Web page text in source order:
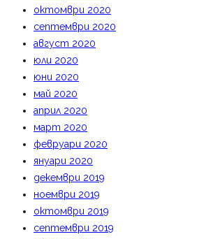
октомври 2020
септември 2020
август 2020
юли 2020
юни 2020
май 2020
април 2020
март 2020
февруари 2020
януари 2020
декември 2019
ноември 2019
октомври 2019
септември 2019